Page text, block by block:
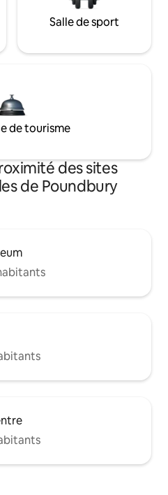
Salle de sport
de tourisme
des sites
de Poundbury